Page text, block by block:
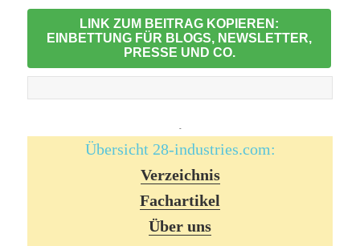
LINK ZUM BEITRAG KOPIEREN:
EINBETTUNG FÜR BLOGS, NEWSLETTER,
PRESSE UND CO.
-
Übersicht 28-industries.com:
Verzeichnis
Fachartikel
Über uns